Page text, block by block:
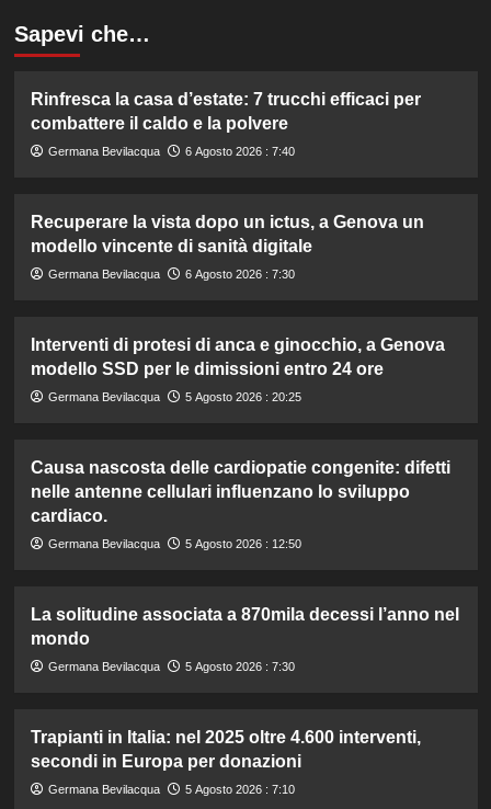
Sapevi che…
Rinfresca la casa d’estate: 7 trucchi efficaci per
combattere il caldo e la polvere
Germana Bevilacqua 6 Agosto 2026 : 7:40
Recuperare la vista dopo un ictus, a Genova un
modello vincente di sanità digitale
Germana Bevilacqua 6 Agosto 2026 : 7:30
Interventi di protesi di anca e ginocchio, a Genova
modello SSD per le dimissioni entro 24 ore
Germana Bevilacqua 5 Agosto 2026 : 20:25
Causa nascosta delle cardiopatie congenite: difetti
nelle antenne cellulari influenzano lo sviluppo
cardiaco.
Germana Bevilacqua 5 Agosto 2026 : 12:50
La solitudine associata a 870mila decessi l’anno nel
mondo
Germana Bevilacqua 5 Agosto 2026 : 7:30
Trapianti in Italia: nel 2025 oltre 4.600 interventi,
secondi in Europa per donazioni
Germana Bevilacqua 5 Agosto 2026 : 7:10